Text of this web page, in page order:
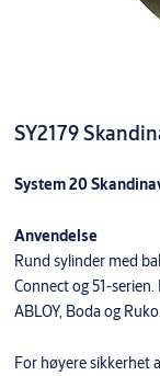
SY2179
System 20
Anvendelse
Rund sylinder med
Connect og 51-
ABLOY, Boda og Ruko.
For høyere sikkerhet